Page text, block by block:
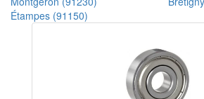
Étampes (91150)